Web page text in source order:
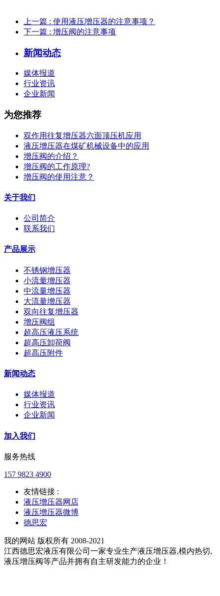
上一篇 : 使用液压增压器的注意事项？
下一篇 : 增压阀的注意事项
新闻动态
媒体报道
行业资讯
企业新闻
为您推荐
双作用往复增压器六面顶压机应用
液压增压器在煤矿机械设备中的应用
增压阀的介绍？
增压阀的工作原理?
增压阀的使用注意？
关于我们
公司简介
联系我们
产品展示
不锈钢增压器
小流量增压器
中流量增压器
大流量增压器
双向往复增压器
增压阀组
超高压液压系统
超高压卸荷阀
超高压附件
新闻动态
媒体报道
行业资讯
企业新闻
加入我们
服务热线
157 9823 4900
友情链接 :
液压增压器网店
液压增压器微博
德思宏
我的网站 版权所有 2008-2021
江西德思宏液压有限公司一家专业生产液压增压器,模内热切,
液压增压阀等产品并拥有自主研发能力的企业！